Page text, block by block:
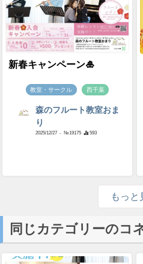
新春キャンペーン🎍
教室・サークル 西千葉
森のフルート教室おま
り
2025/12/27 - №19175 593
もっと
同じカテゴリーのコ